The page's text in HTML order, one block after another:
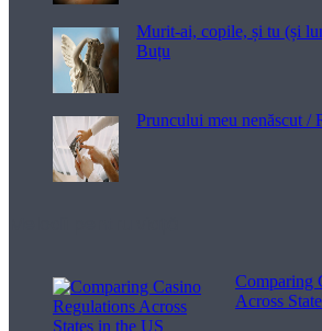
Murit-ai, copile, și tu (și
Buțu
Pruncului meu nenăscut /
Comparing
Across